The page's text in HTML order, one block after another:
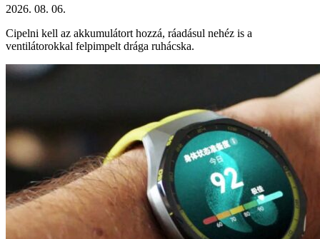
2026. 08. 06.
Cipelni kell az akkumulátort hozzá, ráadásul nehéz is a
ventilátorokkal felpimpelt drága ruhácska.